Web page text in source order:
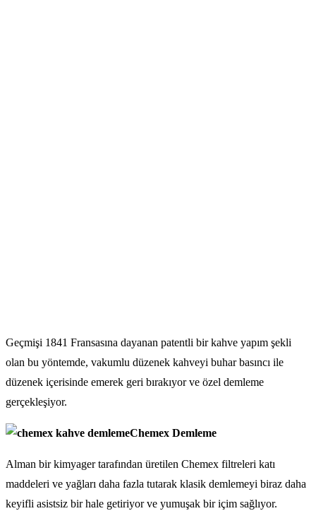
Geçmişi 1841 Fransasına dayanan patentli bir kahve yapım şekli
olan bu yöntemde, vakumlu düzenek kahveyi buhar basıncı ile
düzenek içerisinde emerek geri bırakıyor ve özel demleme
gerçekleşiyor.
Chemex Demleme
Alman bir kimyager tarafından üretilen Chemex filtreleri katı
maddeleri ve yağları daha fazla tutarak klasik demlemeyi biraz daha
keyifli asistsiz bir hale getiriyor ve yumuşak bir içim sağlıyor.